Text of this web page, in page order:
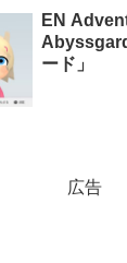
EN
ード」
広告